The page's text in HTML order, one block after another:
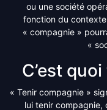
ou une société
fonction du
« compagnie »
«
C’est
« Tenir compagnie »
lui tenir compagnie,